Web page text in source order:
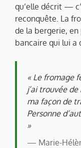
qu’elle décrit —
reconquête. La
de la bergerie,
bancaire qui lui a
« Le fromage
j’ai trouvée
ma façon de
Personne
»
— Marie-